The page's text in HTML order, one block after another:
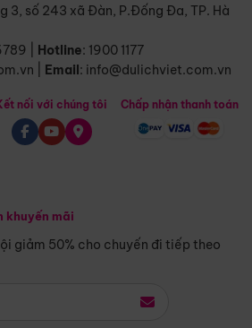
3, số 243 xã Đàn, P.Đống Đa, TP. Hà
Hotline: 1900 1177
Email: info@dulichviet.com.vn
khuyến mãi
giảm 50% cho chuyến đi tiếp theo
nối với chúng tôi Chấp nhận thanh toán